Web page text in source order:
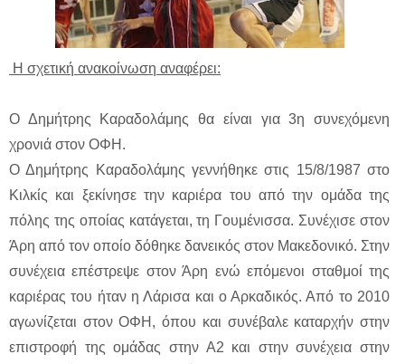
Η σχετική ανακοίνωση αναφέρει:
Ο Δημήτρης Καραδολάμης θα είναι για 3η συνεχόμενη
χρονιά στον ΟΦΗ.
Ο Δημήτρης Καραδολάμης γεννήθηκε στις 15/8/1987 στο
Κιλκίς και ξεκίνησε την καριέρα του από την ομάδα της
πόλης της οποίας κατάγεται, τη Γουμένισσα. Συνέχισε στον
Άρη από τον οποίο δόθηκε δανεικός στον Μακεδονικό. Στην
συνέχεια επέστρεψε στον Άρη ενώ επόμενοι σταθμοί της
καριέρας του ήταν η Λάρισα και ο Αρκαδικός. Από το 2010
αγωνίζεται στον ΟΦΗ, όπου και συνέβαλε καταρχήν στην
επιστροφή της ομάδας στην Α2 και στην συνέχεια στην